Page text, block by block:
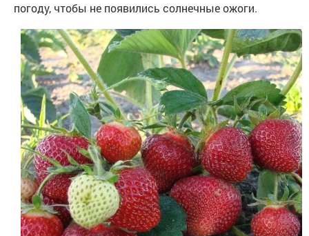
погоду, чтобы не появились солнечные ожоги.